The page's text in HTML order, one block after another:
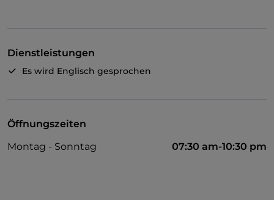
Dienstleistungen
Es wird Englisch gesprochen
Öffnungszeiten
Montag - Sonntag
07:30 am-10:30 pm